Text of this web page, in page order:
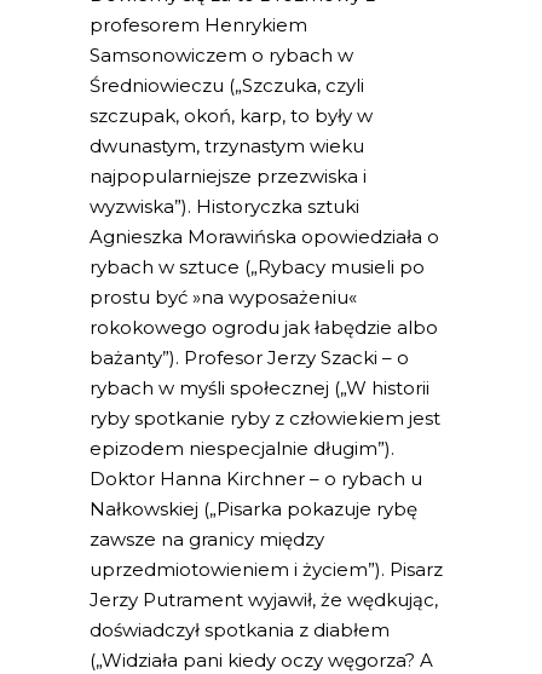
profesorem Henrykiem
Samsonowiczem o rybach w
Średniowieczu („Szczuka, czyli
szczupak, okoń, karp, to były w
dwunastym, trzynastym wieku
najpopularniejsze przezwiska i
wyzwiska”). Historyczka sztuki
Agnieszka Morawińska opowiedziała o
rybach w sztuce („Rybacy musieli po
prostu być »na wyposażeniu«
rokokowego ogrodu jak łabędzie albo
bażanty”). Profesor Jerzy Szacki – o
rybach w myśli społecznej („W historii
ryby spotkanie ryby z człowiekiem jest
epizodem niespecjalnie długim”).
Doktor Hanna Kirchner – o rybach u
Nałkowskiej („Pisarka pokazuje rybę
zawsze na granicy między
uprzedmiotowieniem i życiem”). Pisarz
Jerzy Putrament wyjawił, że wędkując,
doświadczył spotkania z diabłem
(„Widziała pani kiedy oczy węgorza? A